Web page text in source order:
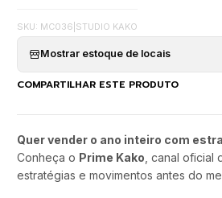
SKU: MC036 STUDIO KAKO
Mostrar estoque de locais
COMPARTILHAR ESTE PRODUTO
Quer vender o ano inteiro com
Conheça o Prime Kako , canal oficial
estratégias e movimentos antes do